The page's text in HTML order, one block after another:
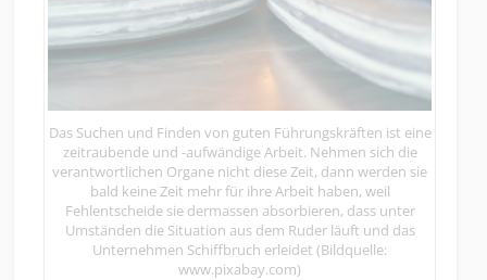
Das Suchen und Finden von guten Führungskräften ist eine
zeitraubende und -aufwändige Arbeit. Nehmen sich die
verantwortlichen Organe nicht diese Zeit, dann werden sie
bald keine Zeit mehr für ihre Arbeit haben, weil
Fehlentscheide sie dermassen absorbieren, dass unter
Umständen die Situation aus dem Ruder läuft und das
Unternehmen Schiffbruch erleidet (Bildquelle:
www.pixabay.com)